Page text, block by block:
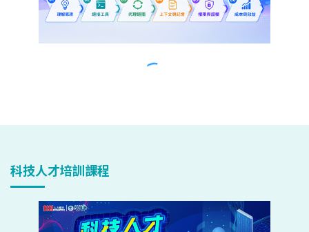
科技人才培訓課程